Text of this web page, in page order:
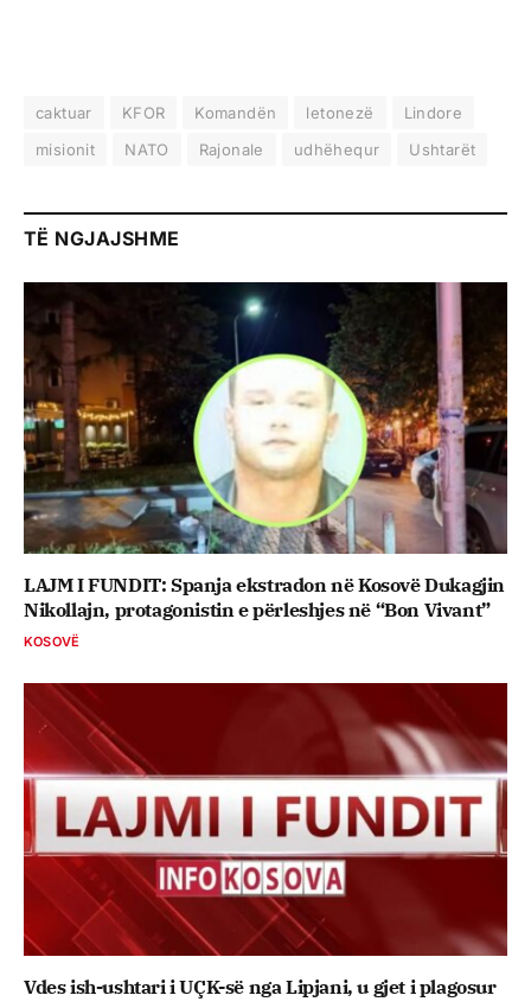
caktuar KFOR Komandën letonezë
Lindore
misionit
NATO Rajonale udhëhequr Ushtarët
TË NGJAJSHME
LAJM I FUNDIT: Spanja ekstradon në Kosovë Dukagjin
Nikollajn, protagonistin e përleshjes në “Bon Vivant”
KOSOVË
Vdes ish-ushtari i UÇK-së nga Lipjani, u gjet i plagosur